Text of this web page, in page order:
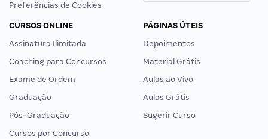
Preferências de Cookies
CURSOS ONLINE
Assinatura Ilimitada
Coaching para Concursos
Exame de Ordem
Graduação
Pós-Graduação
Cursos por Concurso
PÁGINAS ÚTEIS
Depoimentos
Material Grátis
Aulas ao Vivo
Aulas Grátis
Sugerir Curso